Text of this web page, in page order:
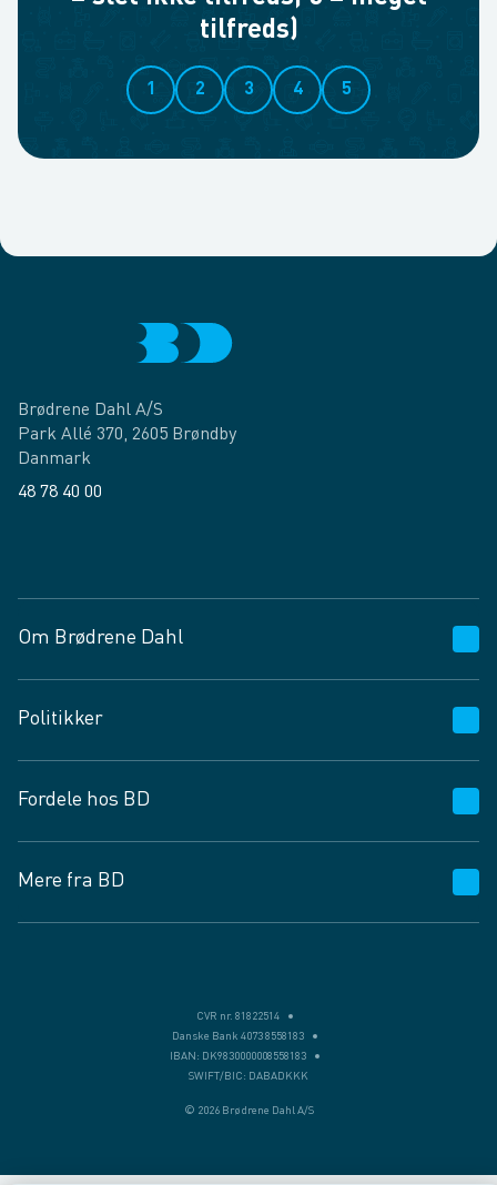
tilfreds)
1 2 3 4 5
Brødrene Dahl A/S
Park Allé 370, 2605 Brøndby
Danmark
48 78 40 00
Om Brødrene Dahl
Vagttelefon 30 10 89 89
Spørgsmål og svar
Job og karriere
Fødevarekontrolrapport
Politikker
Privatlivspolitik
Cookies
Vilkår og betingelser
Fordele hos BD
BD app
BD.dk services
Mere fra BD
CVR nr. 81822514
Danske Bank 4073 8558183
IBAN: DK9830000008558183
SWIFT/BIC: DABADKKK
© 2026 Brødrene Dahl A/S